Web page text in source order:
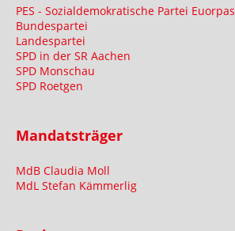
PES - Sozialdemokratische Partei Euorpas
Bundespartei
Landespartei
SPD in der SR Aachen
SPD Monschau
SPD Roetgen
Mandatsträger
MdB Claudia Moll
MdL Stefan Kämmerlig